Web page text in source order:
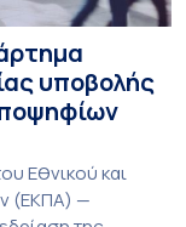
υποβολής
Εθνικού και
(ΕΚΠΑ) —